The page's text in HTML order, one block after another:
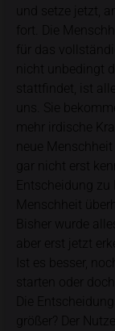
und setze jetzt,
fort. Die
für das
nicht unbedingt
stattfindet, ist
uns. Sie
mehr irdische
neue
gar nicht erst
Entscheidung zu
Menschheit
Bisher wurde
aber erst jetzt
Ist es besser,
starten oder
Die
größer? Der